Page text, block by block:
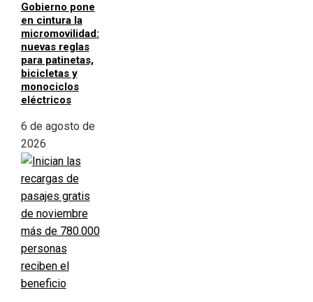
Gobierno pone
en cintura la
micromovilidad:
nuevas reglas
para patinetas,
bicicletas y
monociclos
eléctricos
6 de agosto de
2026